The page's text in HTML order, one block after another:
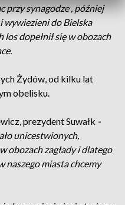
przy synagodze , później
wywiezieni do Bielska
dopełnił się w obozach
Żydów, od kilku lat
obelisku.
prezydent Suwałk -
unicestwionych,
obozach zagłady i dlatego
naszego miasta chcemy